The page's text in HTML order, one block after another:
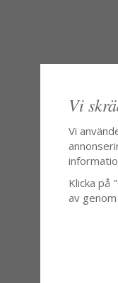
Vi
Vi
Klicka på
av